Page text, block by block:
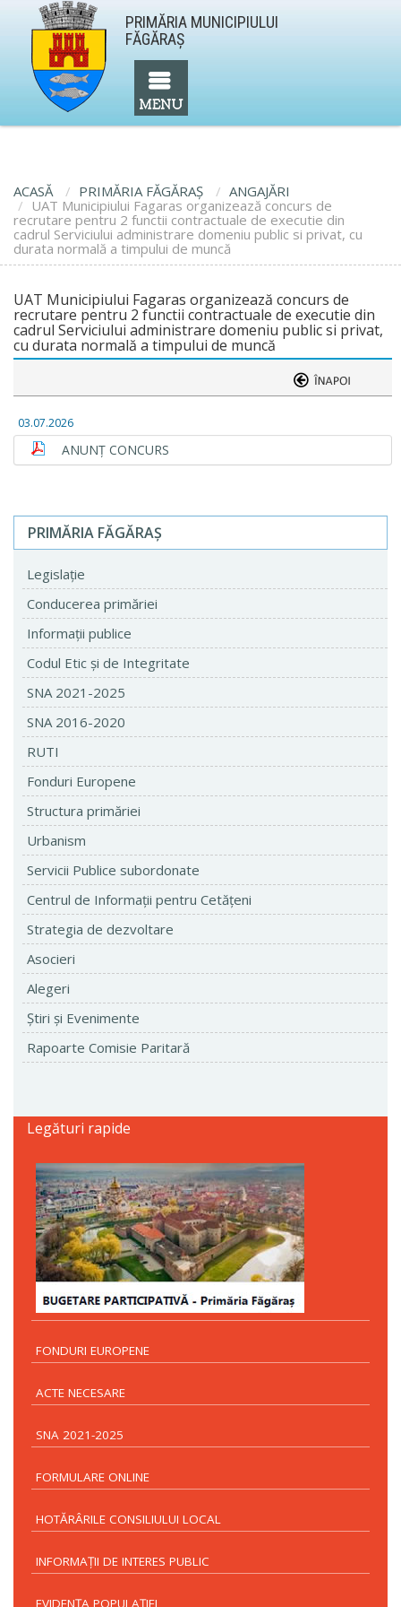
PRIMĂRIA MUNICIPIULUI
FĂGĂRAŞ
ACASĂ PRIMĂRIA FĂGĂRAŞ
ANGAJĂRI
UAT Municipiului Fagaras organizează concurs de
recrutare pentru 2 functii contractuale de executie din
cadrul Serviciului administrare domeniu public si privat, cu
durata normală a timpului de muncă
UAT Municipiului Fagaras organizează concurs de
recrutare pentru 2 functii contractuale de executie din
cadrul Serviciului administrare domeniu public si privat,
cu durata normală a timpului de muncă
03.07.2026
ANUNȚ CONCURS
PRIMĂRIA FĂGĂRAŞ
Legislaţie
Conducerea primăriei
Informaţii publice
Codul Etic şi de Integritate
SNA 2021-2025
SNA 2016-2020
RUTI
Fonduri Europene
Structura primăriei
Urbanism
Servicii Publice subordonate
Centrul de Informaţii pentru Cetăţeni
Strategia de dezvoltare
Asocieri
Alegeri
Ştiri şi Evenimente
Rapoarte Comisie Paritară
Legături rapide
FONDURI EUROPENE
ACTE NECESARE
SNA 2021-2025
FORMULARE ONLINE
HOTĂRÂRILE CONSILIULUI LOCAL
INFORMAŢII DE INTERES PUBLIC
EVIDENŢA POPULAŢIEI